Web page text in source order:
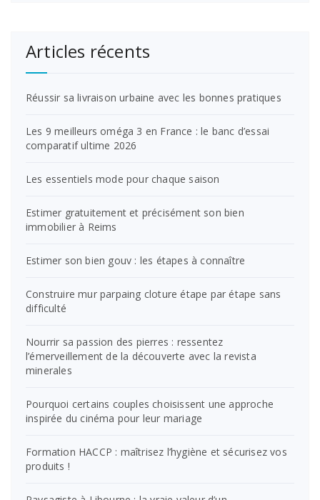
Articles récents
Réussir sa livraison urbaine avec les bonnes pratiques
Les 9 meilleurs oméga 3 en France : le banc d’essai
comparatif ultime 2026
Les essentiels mode pour chaque saison
Estimer gratuitement et précisément son bien
immobilier à Reims
Estimer son bien gouv : les étapes à connaître
Construire mur parpaing cloture étape par étape sans
difficulté
Nourrir sa passion des pierres : ressentez
l’émerveillement de la découverte avec la revista
minerales
Pourquoi certains couples choisissent une approche
inspirée du cinéma pour leur mariage
Formation HACCP : maîtrisez l’hygiène et sécurisez vos
produits !